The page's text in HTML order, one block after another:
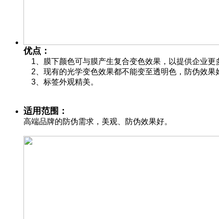
优点：
1、膜下颜色可与膜产生复合变色效果，以提供企业更
2、现有的光学变色效果都不能变至透明色，防伪效果
3、标签外观精美。
适用范围：
高端品牌的防伪需求，美观、防伪效果好。